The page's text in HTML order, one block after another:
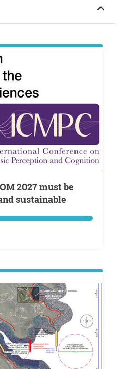
sustainable